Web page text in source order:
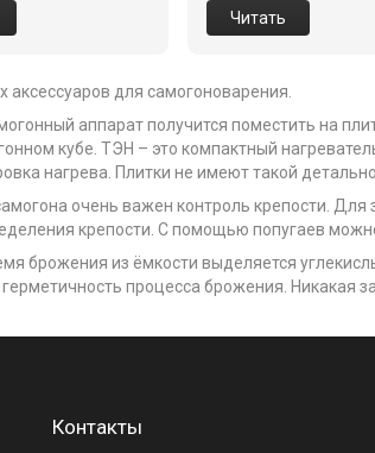
Читать
для самогоноварения.
аппарат получится поместить на
кубе. ТЭН – это компактный
нагрева. Плитки не имеют такой
очень важен контроль крепости.
крепости. С помощью попугаев
брожения из ёмкости выделяется
процесса брожения. Никакая
Контакты